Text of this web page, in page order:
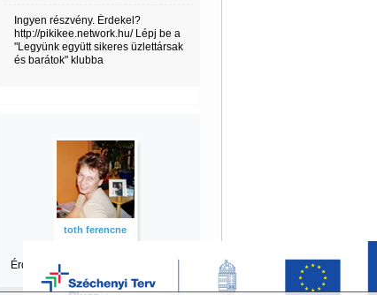
Ingyen részvény. Érdekel?
http://pikikee.network.hu/ Lépj be a
"Legyünk együtt sikeres üzlettársak
és barátok" klubba
toth ferencne
Érdekel ferencne